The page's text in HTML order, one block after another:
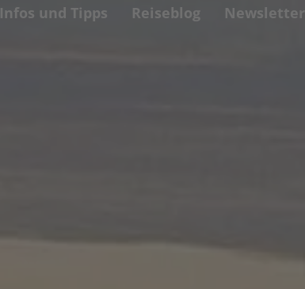
Infos und Tipps Reiseblog Newsletter